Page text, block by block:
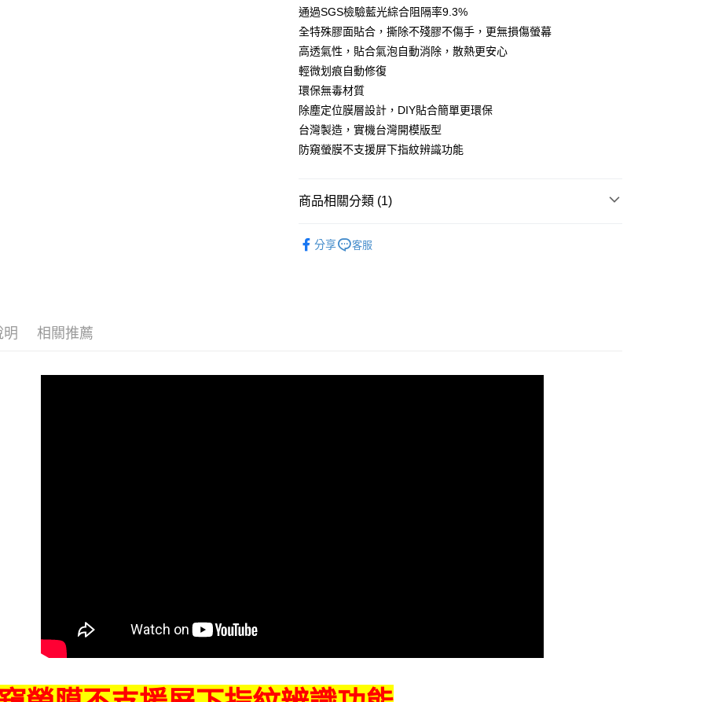
運送方式
全家取貨付款
每筆NT$60，滿NT$390(含以上)免運費
7-11取貨付款
每筆NT$60，滿NT$390(含以上)免運費
通過SGS檢驗藍光綜合阻隔率9.3%
全特殊膠面貼合，撕除不殘膠不傷手，更無損傷螢幕
高透氣性，貼合氣泡自動消除，散熱更安心
輕微划痕自動修復
環保無毒材質
除塵定位膜層設計，DIY貼合簡單更環保
台灣製造，實機台灣開模版型
防窺螢膜不支援屏下指紋辨識功能
商品相關分類 (1)
分享
客服
明 相關推薦